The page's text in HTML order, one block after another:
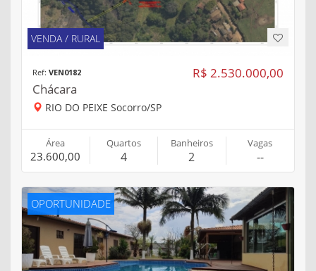
VENDA / RURAL
R$ 2.530.000,00
Ref: VEN0182
Chácara
RIO DO PEIXE Socorro/SP
Área
23.600,00
Quartos
4
Banheiros
2
Vagas
--
OPORTUNIDADE